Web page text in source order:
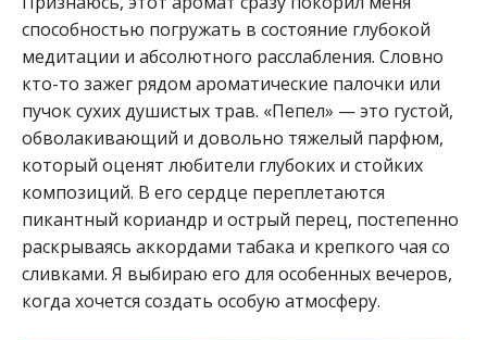
способностью погружать в состояние глубокой
медитации и абсолютного расслабления. Словно
кто-то зажег рядом ароматические палочки или
пучок сухих душистых трав. «Пепел» — это густой,
обволакивающий и довольно тяжелый парфюм,
который оценят любители глубоких и стойких
композиций. В его сердце переплетаются
пикантный кориандр и острый перец, постепенно
раскрываясь аккордами табака и крепкого чая со
сливками. Я выбираю его для особенных вечеров,
когда хочется создать особую атмосферу.